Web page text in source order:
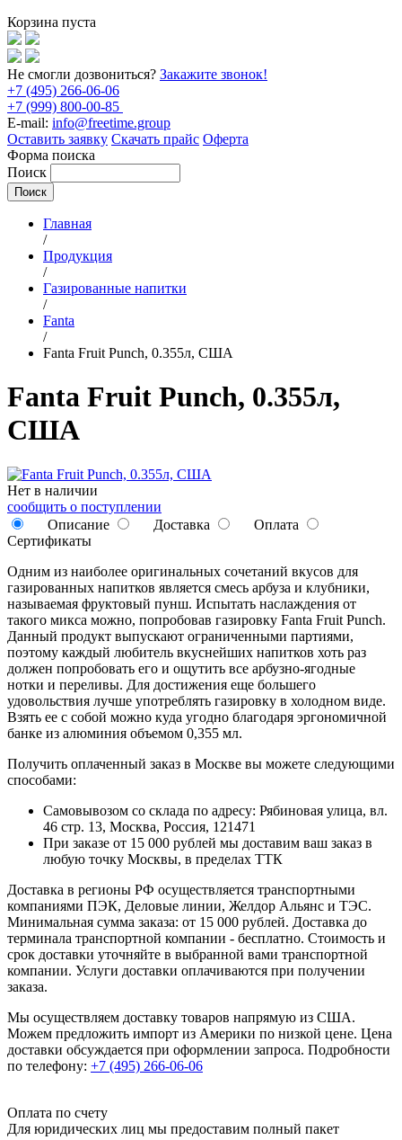
Корзина пуста
Не смогли дозвониться? Закажите звонок!
+7 (495) 266-06-06
+7 (999) 800-00-85
E-mail: info@freetime.group
Оставить заявку Скачать прайс Оферта
Форма поиска
Поиск
Главная
/
Продукция
/
Газированные напитки
/
Fanta
/
Fanta Fruit Punch, 0.355л, США
Fanta Fruit Punch, 0.355л,
США
Нет в наличии
сообщить о поступлении
Описание
Доставка
Оплата
Сертификаты
Одним из наиболее оригинальных сочетаний вкусов для
газированных напитков является смесь арбуза и клубники,
называемая фруктовый пунш. Испытать наслаждения от
такого микса можно, попробовав газировку Fanta Fruit Punch.
Данный продукт выпускают ограниченными партиями,
поэтому каждый любитель вкуснейших напитков хоть раз
должен попробовать его и ощутить все арбузно-ягодные
нотки и переливы. Для достижения еще большего
удовольствия лучше употреблять газировку в холодном виде.
Взять ее с собой можно куда угодно благодаря эргономичной
банке из алюминия объемом 0,355 мл.
Получить оплаченный заказ в Москве вы можете следующими
способами:
Самовывозом со склада по адресу: Рябиновая улица, вл.
46 стр. 13, Москва, Россия, 121471
При заказе от 15 000 рублей мы доставим ваш заказ в
любую точку Москвы, в пределах ТТК
Доставка в регионы РФ осуществляется транспортными
компаниями ПЭК, Деловые линии, Желдор Альянс и ТЭС.
Минимальная сумма заказа: от 15 000 рублей. Доставка до
терминала транспортной компании - бесплатно. Стоимость и
срок доставки уточняйте в выбранной вами транспортной
компании. Услуги доставки оплачиваются при получении
заказа.
Мы осуществляем доставку товаров напрямую из США.
Можем предложить импорт из Америки по низкой цене. Цена
доставки обсуждается при оформлении запроса. Подробности
по телефону: +7 (495) 266-06-06
Оплата по счету
Для юридических лиц мы предоставим полный пакет